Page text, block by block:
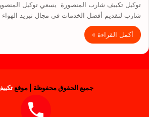
توكيل تكييف شارب المنصورة يسعي توكيل
شارب لتقديم أفضل الخدمات في مجال تبريد
أكمل القراءة »
جميع الحقوق محفوظة | موقع
فيسبوك